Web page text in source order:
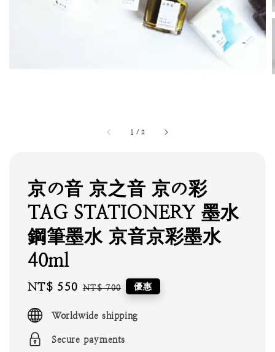
1 /2
京の音 京之音 京の彩
TAG STATIONERY 墨水
鋼筆墨水 京音京彩墨水
40ml
Sale
NT$ 550 Regular
NT$ 700 優惠
Worldwide shipping
Secure payments